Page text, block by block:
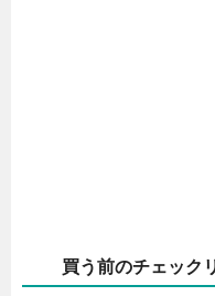
買う前のチェック